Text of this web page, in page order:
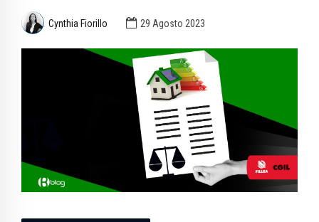
Cynthia Fiorillo 29 Agosto 2023